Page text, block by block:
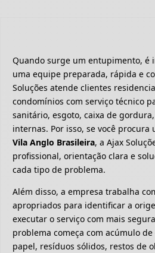
Quando surge um entupimento, é
uma equipe preparada, rápida e
Soluções atende clientes
condomínios com serviço técnico
sanitário, esgoto, caixa de
internas. Por isso, se você procura
Vila Anglo Brasileira, a Ajax
profissional, orientação clara e
cada tipo de problema.
Além disso, a empresa trabalha
apropriados para identificar a
executar o serviço com mais
problema começa com acúmulo
papel, resíduos sólidos, restos de